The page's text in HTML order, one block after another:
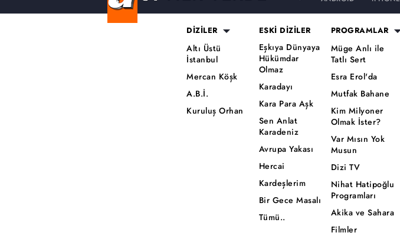
DİZİLER
Altı Üstü
İstanbul
Mercan Köşk
A.B.İ.
Kuruluş Orhan
ESKİ DİZİLER
Eşkıya Dünyaya
Hükümdar
Olmaz
Karadayı
Kara Para Aşk
Sen Anlat
Karadeniz
Avrupa Yakası
Hercai
Kardeşlerim
Bir Gece Masalı
Tümü..
PROGRAMLAR
Müge Anlı ile
Tatlı Sert
Esra Erol'da
Mutfak Bahane
Kim Milyoner
Olmak İster?
Var Mısın Yok
Musun
Dizi TV
Nihat Hatipoğlu
Programları
Akika ve Sahara
Filmler